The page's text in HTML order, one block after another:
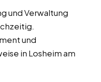
und Verwaltung
und
in Losheim am